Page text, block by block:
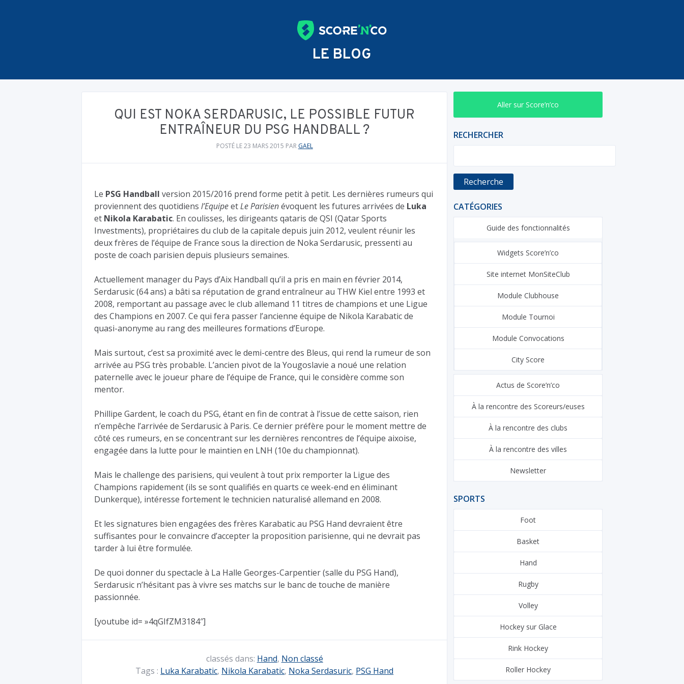
LE BLOG
QUI EST NOKA SERDARUSIC, LE POSSIBLE FUTUR
ENTRAÎNEUR DU PSG HANDBALL ?
POSTÉ LE 23 MARS 2015 PAR GAEL
Le PSG Handball version 2015/2016 prend forme petit à petit. Les dernières rumeurs qui
proviennent des quotidiens l’EquipeetLe Parisienévoquent les futures arrivées de Luka
et Nikola Karabatic. En coulisses, les dirigeants qataris de QSI (Qatar Sports
Investments), propriétaires du club de la capitale depuis juin 2012, veulent réunir les
deux frères de l’équipe de France sous la direction de Noka Serdarusic, pressenti au
poste de coach parisien depuis plusieurs semaines.
Actuellement manager du Pays d’Aix Handball qu’il a pris en main en février 2014,
Serdarusic (64 ans) a bâti sa réputation de grand entraîneur au THW Kiel entre 1993 et
2008, remportant au passage avec le club allemand 11 titres de champions et une Ligue
des Champions en 2007. Ce qui fera passer l’ancienne équipe de Nikola Karabatic de
quasi-anonyme au rang des meilleures formations d’Europe.
Mais surtout, c’est sa proximité avec le demi-centre des Bleus, qui rend la rumeur de son
arrivée au PSG très probable. L’ancien pivot de la Yougoslavie a noué une relation
paternelle avec le joueur phare de l’équipe de France, qui le considère comme son
mentor.
Phillipe Gardent, le coach du PSG, étant en fin de contrat à l’issue de cette saison, rien
n’empêche l’arrivée de Serdarusic à Paris. Ce dernier préfère pour le moment mettre de
côté ces rumeurs, en se concentrant sur les dernières rencontres de l’équipe aixoise,
engagée dans la lutte pour le maintien en LNH (10e du championnat).
Mais le challenge des parisiens, qui veulent à tout prix remporter la Ligue des
Champions rapidement (ils se sont qualifiés en quarts ce week-end en éliminant
Dunkerque), intéresse fortement le technicien naturalisé allemand en 2008.
Et les signatures bien engagées des frères Karabatic au PSG Hand devraient être
suffisantes pour le convaincre d’accepter la proposition parisienne, qui ne devrait pas
tarder à lui être formulée.
De quoi donner du spectacle à La Halle Georges-Carpentier (salle du PSG Hand),
Serdarusic n’hésitant pas à vivre ses matchs sur le banc de touche de manière
passionnée.
[youtube id= »4qGIfZM3184″]
classés dans: Hand, Non classé
Tags : Luka Karabatic, Nikola Karabatic, Noka Serdasuric, PSG Hand
Aller sur Score’n’co
RECHERCHER
Recherche
CATÉGORIES
Guide des fonctionnalités
Widgets Score’n’co
Site internet MonSiteClub
Module Clubhouse
Module Tournoi
Module Convocations
City Score
Actus de Score’n’co
À la rencontre des Scoreurs/euses
À la rencontre des clubs
À la rencontre des villes
Newsletter
SPORTS
Foot
Basket
Hand
Rugby
Volley
Hockey sur Glace
Rink Hockey
Roller Hockey